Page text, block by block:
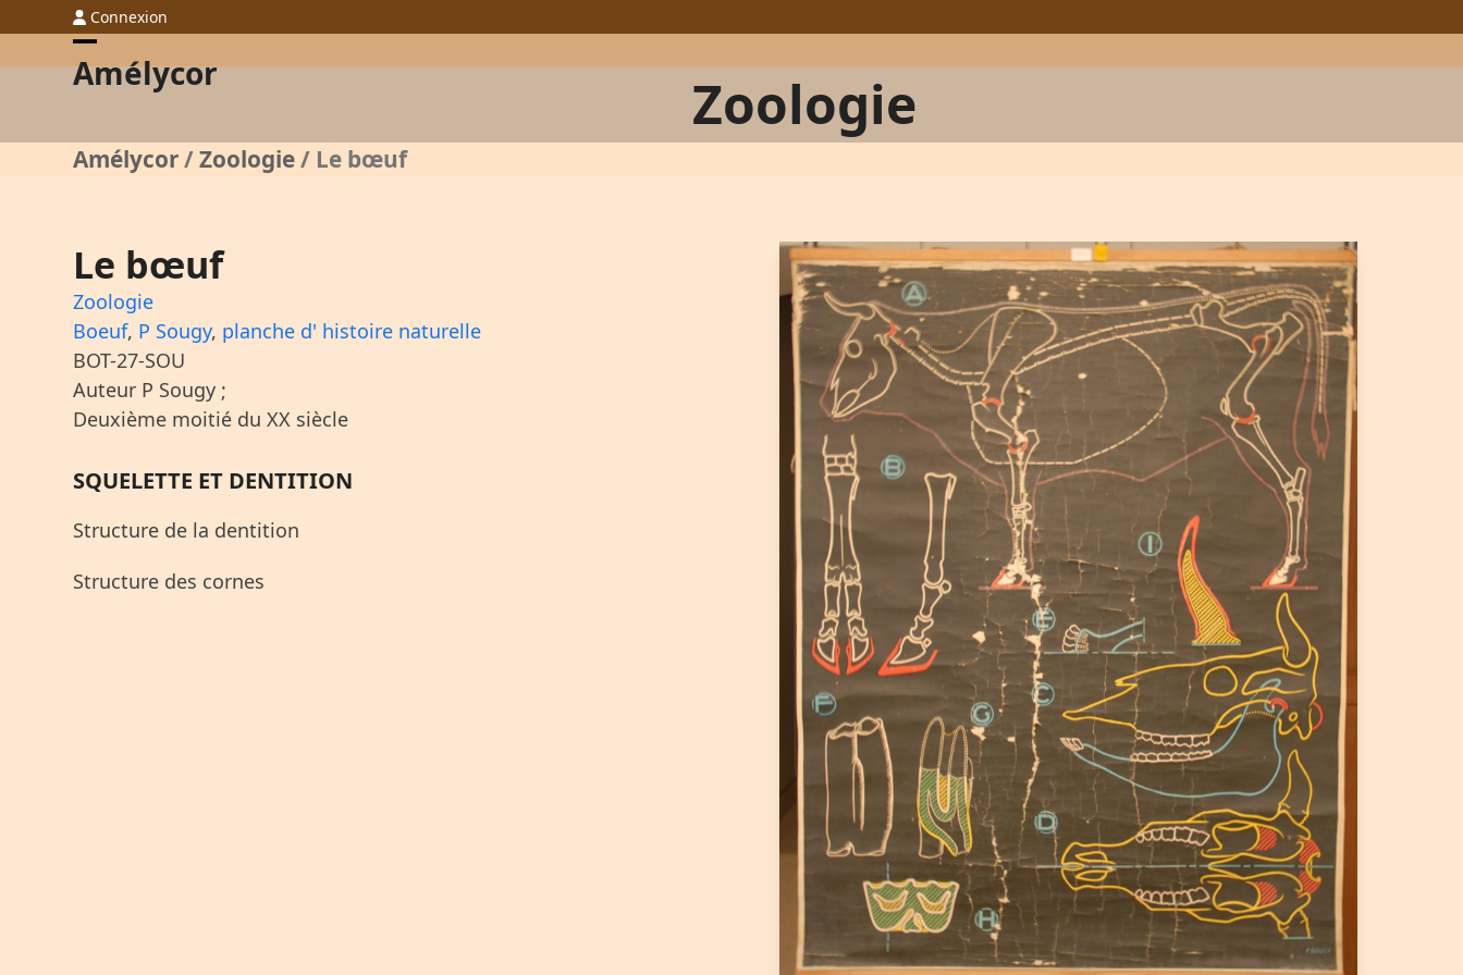
to
content
Connexion
Amélycor
Open
menu
Close
menu
Zoologie
Amélycor/Zoologie/ Le bœuf
Le bœuf
Zoologie
Boeuf, P Sougy, planche d' histoire naturelle
BOT-27-SOU
Auteur P Sougy ;
Deuxième moitié du XX siècle
SQUELETTE ET DENTITION
Structure de la dentition
Structure des cornes